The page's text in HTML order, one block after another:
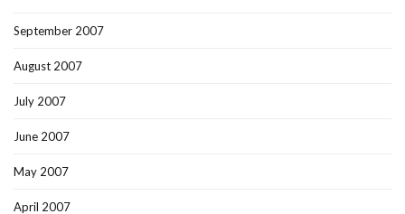
September 2007
August 2007
July 2007
June 2007
May 2007
April 2007